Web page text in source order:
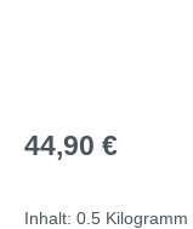
Regulärer Preis:
44,90 €
Inhalt: 0.5 Kilogramm